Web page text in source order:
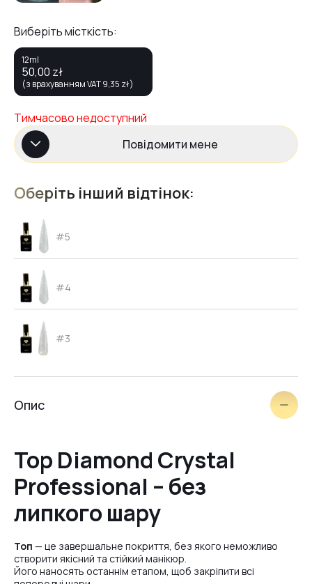
Виберіть місткість:
12ml
50,00 zł
(з врахуванням VAT9,35 zł)
Тимчасово недоступний
Повідомити мене
Оберіть інший відтінок:
#5
#4
#3
Опис
Top Diamond Crystal
Professional – без
липкого шару
Топ — це завершальне покриття, без якого неможливо
створити якісний та стійкий манікюр.
Його наносять останнім етапом, щоб закріпити всі